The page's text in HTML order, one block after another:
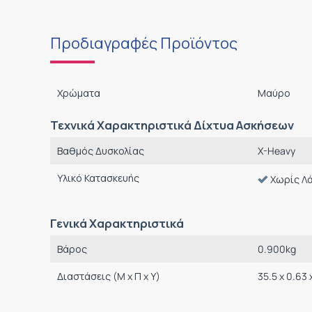
Προδιαγραφές Προϊόντος
Χρώματα Μαύρο
Τεχνικά Χαρακτηριστικά Δίχτυα Ασκήσεων
Βαθμός Δυσκολίας X-Heavy
Υλικό Κατασκευής Χωρίς
Γενικά Χαρακτηριστικά
Βάρος 0.900kg
Διαστάσεις (M x Π x Υ) 35.5 x 0.63